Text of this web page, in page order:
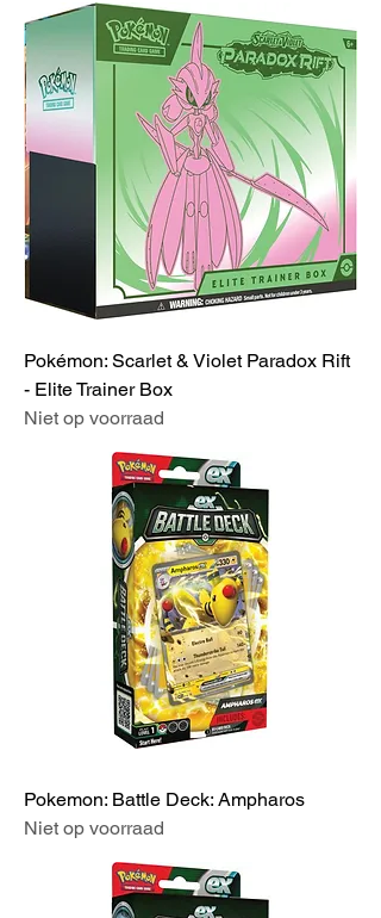
Pokémon: Scarlet & Violet Paradox Rift
- Elite Trainer Box
Niet op voorraad
Pokemon: Battle Deck: Ampharos
Niet op voorraad